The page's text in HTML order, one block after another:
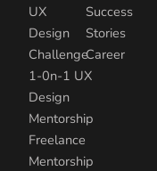
UX
Design
Challenge
1-0n-1 UX
Design
Mentorship
Freelance
Mentorship
Success
Stories
Career